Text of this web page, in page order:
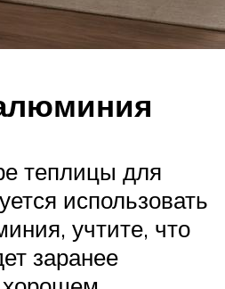
теплицы для
использовать
учтите, что
заранее